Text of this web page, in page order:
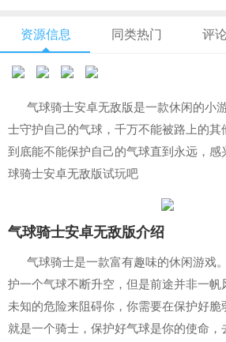
资源信息 同类热门 评
气球骑士安卓无敌版是一款休闲的小
士守护自己的气球，千万不能被路上的
到底能不能保护自己的气球直到永远，
球骑士安卓无敌版试玩吧
气球骑士安卓无敌版介绍
气球骑士是一款富有趣味的休闲游戏
护一个气球不断升空，但是前途并非一帆
未知的危险来阻碍你，你需要在保护好
就是一个骑士，保护好气球是你的使命，